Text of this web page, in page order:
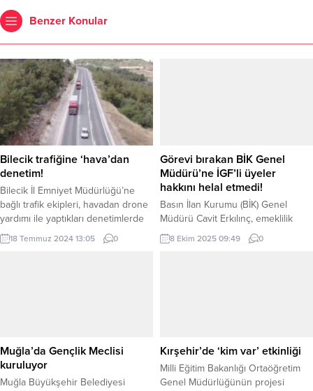
Benzer Konular
Bilecik trafiğine ‘hava’dan
denetim!
Bilecik İl Emniyet Müdürlüğü’ne
bağlı trafik ekipleri, havadan drone
yardımı ile yaptıkları denetimlerde
12 araç ve sürücüye yaklaşık 20
bin liralık idari para cezası uyguladı.
18 Temmuz 2024 13:05 0
Görevi bırakan BİK Genel
Müdürü’ne İGF’li üyeler
hakkını helal etmedi!
Basın İlan Kurumu (BİK) Genel
Müdürü Cavit Erkılınç, emeklilik
nedeniyle 6 yıllık görevini
bıraktığını duyurdu. Erkılınç,
isyan ettiren Erkılınç’a hakkımızı
helal etmiyoruz” diyerek tepkisini
gösterdi....
8 Ekim 2025 09:49 0
Muğla’da Gençlik Meclisi
kuruluyor
Muğla Büyükşehir Belediyesi
Kırşehir’de ‘kim var’ etkinliği
Milli Eğitim Bakanlığı Ortaöğretim
Genel Müdürlüğünün projesi